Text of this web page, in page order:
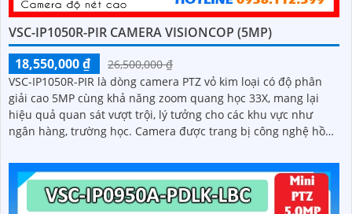
VSC-IP1050R-PIR CAMERA VISIONCOP (5MP)
18,550,000 ₫
26,500,000 ₫
VSC-IP1050R-PIR là dòng camera PTZ vỏ kim loại có độ phân
giải cao 5MP cùng khả năng zoom quang học 33X, mang lại
hiệu quả quan sát vượt trội, lý tưởng cho các khu vực như
ngân hàng, trường học. Camera được trang bị công nghệ hồng
ngày lẫn ban đêm